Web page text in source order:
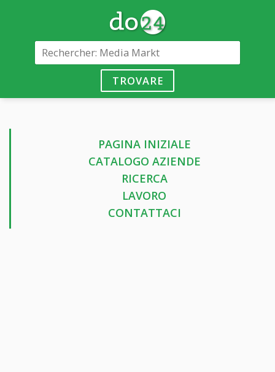
TROVARE
PAGINA INIZIALE
CATALOGO AZIENDE
RICERCA
LAVORO
CONTATTACI